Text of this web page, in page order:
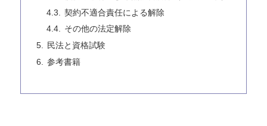
契約不適合責任による解除
その他の法定解除
民法と資格試験
参考書籍